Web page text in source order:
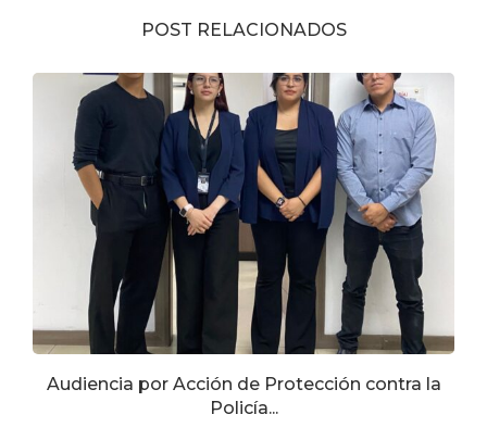
POST RELACIONADOS
Audiencia por Acción de Protección contra la
Policía...